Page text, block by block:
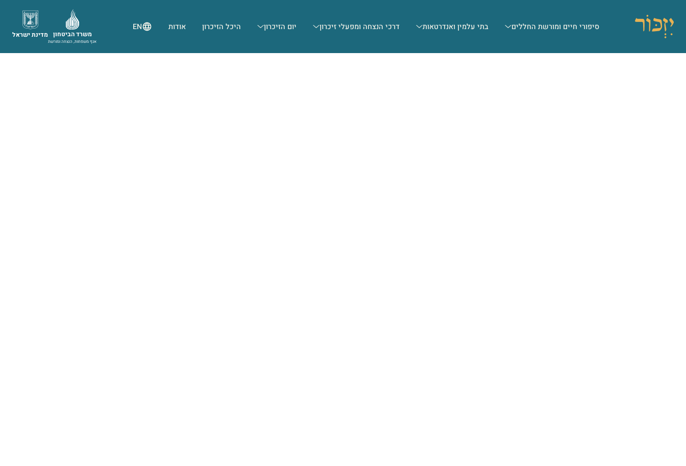
סיפורי חיים ומורשת החללים בתי עלמין ואנדרטאות דרכי הנצחה ומפעלי זיכרון יום הזיכרון היכל הזיכרון אודות EN
מדינת ישראל משרד הביטחון
אגף משפחות, הנצחה ומורשת